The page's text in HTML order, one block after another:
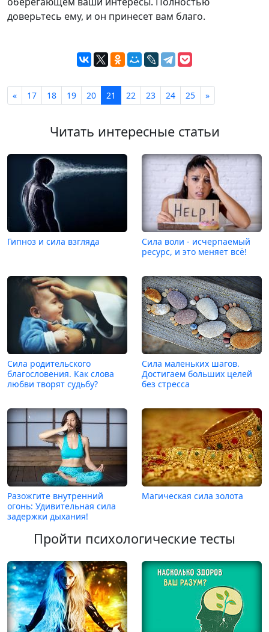
доверьтесь ему, и он принесет вам благо.
« 17 18 19 20 21 22 23 24 25 »
Читать интересные статьи
Гипноз и сила взгляда
Сила воли - исчерпаемый
ресурс, и это меняет всё!
Сила родительского
благословения. Как слова
любви творят судьбу?
Сила маленьких шагов.
Достигаем больших целей
без стресса
Разожгите внутренний
огонь: Удивительная сила
задержки дыхания!
Магическая сила золота
Пройти психологические тесты